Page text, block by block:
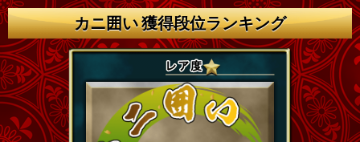
カニ囲い 獲得段位ランキング